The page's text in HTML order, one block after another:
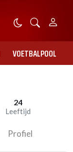
VOETBALPOOL
24
Leeftijd
Profiel